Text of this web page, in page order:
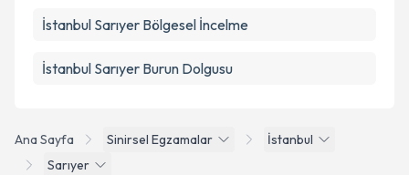
Ana Sayfa Sinirsel Egzamalar
İstanbul
Sarıyer
İstanbul Sarıyer Bölgesel İncelme
İstanbul Sarıyer Burun Dolgusu